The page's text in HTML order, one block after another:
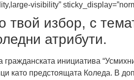
visibility”
твой избор, с
атрибути.
инициатива
като предстоящата Коледа. В